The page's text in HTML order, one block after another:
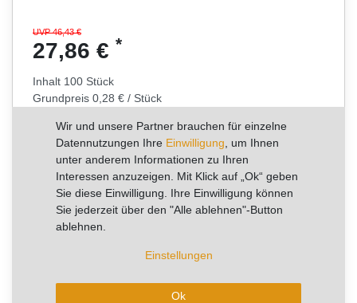
UVP 46,43 €
27,86 € *
Inhalt 100 Stück
Grundpreis 0,28 € / Stück
RABATT -40%
Sie sparen 18,57 €
Artikel mit rel. kurzer Lieferzeit.
Sofort versandfertig, Lieferzeit 1-2 Arbeitstage
Wir und unsere Partner brauchen für einzelne
Datennutzungen Ihre Einwilligung , um Ihnen
unter anderem Informationen zu Ihren
Interessen anzuzeigen. Mit Klick auf „Ok“ geben
Sie diese Einwilligung. Ihre Einwilligung können
Sie jederzeit über den "Alle ablehnen"-Button
ablehnen.
Einstellungen
Ok